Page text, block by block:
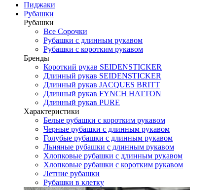
Пиджаки
Рубашки
Рубашки
Все Сорочки
Рубашки с длинным рукавом
Рубашки с коротким рукавом
Бренды
Короткий рукав SEIDENSTICKER
Длинный рукав SEIDENSTICKER
Длинный рукав JAСQUES BRITT
Длинный рукав FYNCH HATTON
Длинный рукав PURE
Характеристики
Белые рубашки с коротким рукавом
Черные рубашки с длинным рукавом
Голубые рубашки с длинным рукавом
Льняные рубашки с длинным рукавом
Хлопковые рубашки с длинным рукавом
Хлопковые рубашки с коротким рукавом
Летние рубашки
Рубашки в клетку